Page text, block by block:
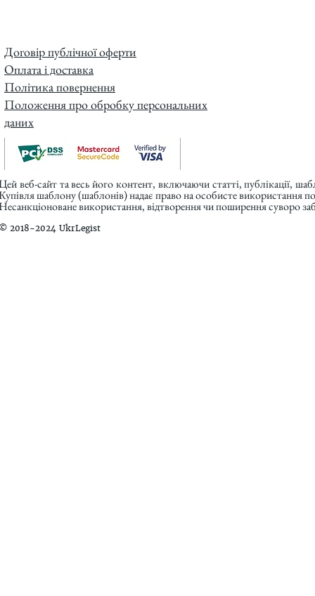
Договір публічної оферти
Оплата і доставка
Політика повернення
Положення про обробку персональних
даних
веб-сайт та весь його контент, включаючи статті, публікації,
шаблону (шаблонів) надає право на особисте використання
використання, відтворення чи поширення суворо
2018-2024 UkrLegist